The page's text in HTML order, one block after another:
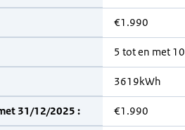
€1.990
5 tot en met
3619kWh
31/12/2025 : €1.990